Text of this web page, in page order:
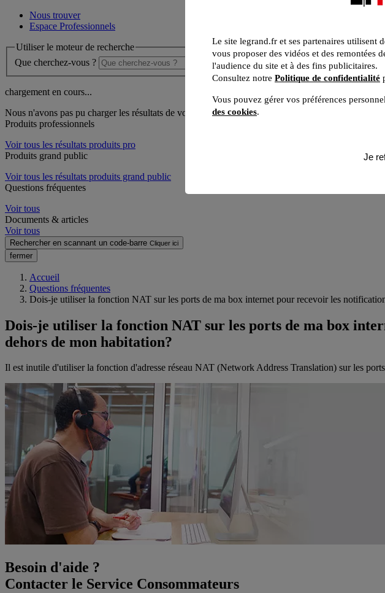
Nous trouver
Espace Professionnels
Utiliser le moteur de recherche
Que cherchez-vous ?
chargement en cours...
Nous n'avons pas pu charger les résultats de votre recherche
Produits professionnels
Voir tous les résultats produits pro
Produits grand public
Voir tous les résultats produits grand public
Questions fréquentes
Voir tous
Documents & articles
Voir tous
Rechercher en scannant un code-barre Cliquer ici
fermer
Accueil
Questions fréquentes
Dois-je utiliser la fonction NAT sur les ports de ma box internet pour recevoir les
Dois-je utiliser la fonction NAT sur les ports de ma box
dehors de mon habitation?
Il est inutile d'utiliser la fonction d'adresse réseau NAT (Network Address Translation) sur les
Besoin d'aide ?
Contacter le Service Consommateurs
Le site legrand.fr et ses partenaires utilisent
vous proposer des vidéos et des remontées
l'audience du site et à des fins publicitaires.
Consultez notre Politique de confidentialité
Vous pouvez gérer vos préférences
des cookies.
Je